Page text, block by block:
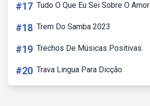
#17 Tudo O Que Eu Sei Sobre O Amor
#18 Trem Do Samba 2023
#19 Trechos De Músicas Positivas
#20 Trava Lingua Para Dicção